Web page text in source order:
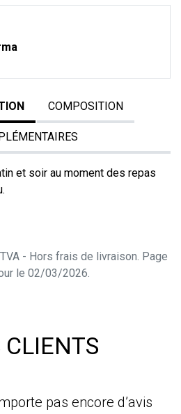
COMPOSITION
et soir au moment des repas
- Hors frais de livraison. Page
le 02/03/2026.
CLIENTS
pas encore d’avis